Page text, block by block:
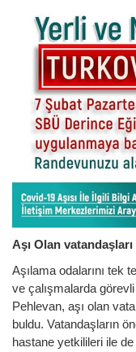
Aşı Olan
Aşılama odalarını tek
ve çalışmalarda
Pehlevan, aşı olan
buldu. Vatandaşların
hastane yetkilileri ile